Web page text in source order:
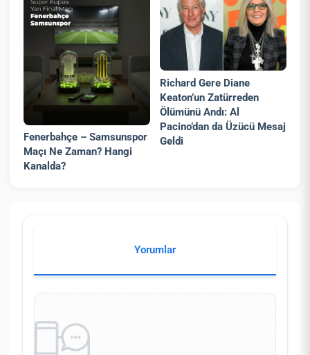
Fenerbahçe – Samsunspor
Maçı Ne Zaman? Hangi
Kanalda?
Richard Gere Diane
Keaton’un Zatürreden
Ölümünü Andı: Al
Pacino’dan da Üzücü Mesaj
Geldi
Yorumlar